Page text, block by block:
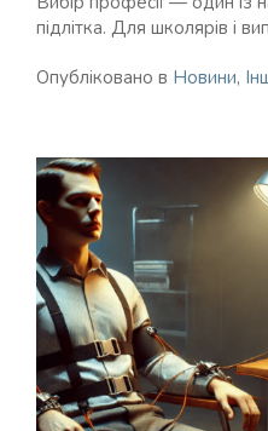
підлітка. Для школярів і
Опубліковано в Новини,